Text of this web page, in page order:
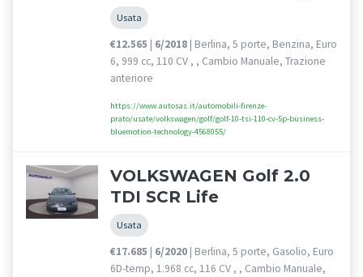
Usata
€12.565 | 6/2018| Berlina, 5 porte, Benzina, Euro
6, 999 cc, 110 CV , , Cambio Manuale, Trazione
anteriore
https://www.autosas.it/automobili-firenze-
prato/usate/volkswagen/golf/golf-10-tsi-110-cv-5p-business-
bluemotion-technology-4568055/
VOLKSWAGEN Golf 2.0
TDI SCR Life
Usata
€17.685 | 6/2020| Berlina, 5 porte, Gasolio, Euro
6D-temp, 1.968 cc, 116 CV , , Cambio Manuale,